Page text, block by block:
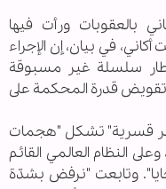
بالعقوبات ورأت فيها
في بيان، إن الإجراء
سلسلة غير مسبوقة
قدرة المحكمة على
قسرية" تشكل "هجمات
النظام العالمي القائم
وتابعت "نرفض بشدّة